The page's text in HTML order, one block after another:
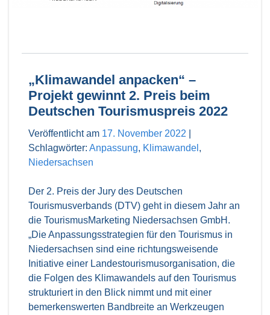
„Klimawandel anpacken“ –
Projekt gewinnt 2. Preis beim
Deutschen Tourismuspreis 2022
Veröffentlicht am 17. November 2022
Schlagwörter: Anpassung, Klimawandel ,
Niedersachsen
Der 2. Preis der Jury des Deutschen
Tourismusverbands (DTV) geht in diesem Jahr an
die TourismusMarketing Niedersachsen GmbH.
„Die Anpassungsstrategien für den Tourismus in
Niedersachsen sind eine richtungsweisende
Initiative einer Landestourismusorganisation, die
die Folgen des Klimawandels auf den Tourismus
strukturiert in den Blick nimmt und mit einer
bemerkenswerten Bandbreite an Werkzeugen